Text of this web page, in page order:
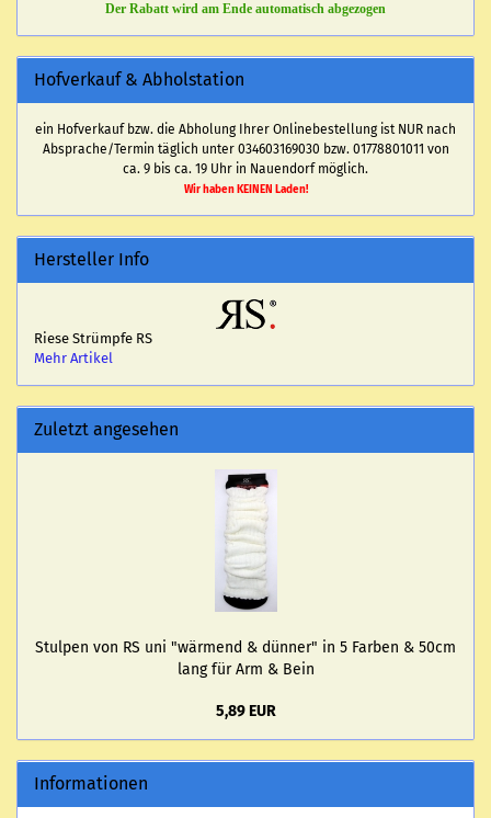
Der Rabatt wird am Ende automatisch abgezogen
Hofverkauf & Abholstation
ein Hofverkauf bzw. die Abholung Ihrer Onlinebestellung ist NUR nach
Absprache/Termin täglich unter 034603169030 bzw. 01778801011 von
ca. 9 bis ca. 19 Uhr in Nauendorf möglich.
Wir haben KEINEN Laden!
Hersteller Info
Riese Strümpfe RS
Mehr Artikel
Zuletzt angesehen
Stul­pen von RS uni "wär­mend & dün­ner" in 5 Far­ben & 50cm
lang für Arm & Bein
5,89 EUR
Informationen